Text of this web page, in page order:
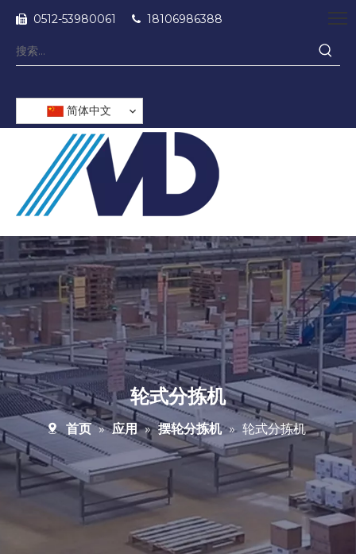
 0512-53980061  18106986388
简体中文
轮式分拣机
首页 » 应用 » 摆轮分拣机 » 轮式分拣机